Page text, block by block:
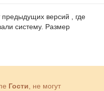
предыдущих версий , где
систему. Размер
Гости , не могут